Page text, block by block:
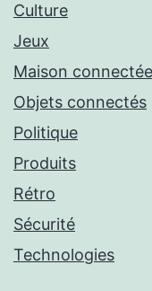
Culture
Jeux
Maison connectée
Objets connectés
Politique
Produits
Rétro
Sécurité
Technologies